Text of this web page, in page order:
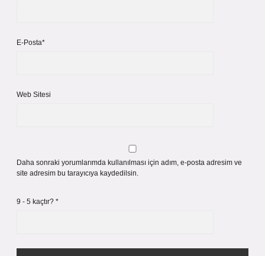
E-Posta*
Web Sitesi
Daha sonraki yorumlarımda kullanılması için adım, e-posta adresim ve
site adresim bu tarayıcıya kaydedilsin.
9 - 5 kaçtır? *